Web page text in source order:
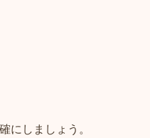
にしましょう。